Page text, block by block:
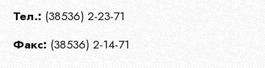
Тел.:(38536) 2-23-71
Факс:(38536) 2-14-71